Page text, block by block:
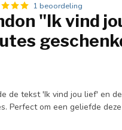
1 beoordeling
"Ik vind
de tekst 'Ik vind jou lief' en
Perfect om een geliefde